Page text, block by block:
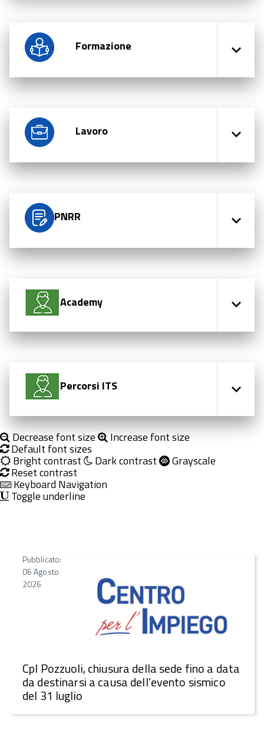
Formazione
Lavoro
PNRR
Academy
Percorsi ITS
Decrease font size Increase font size
Default font sizes
Bright contrast Dark contrast Grayscale
Reset contrast
Keyboard Navigation
Toggle underline
Pubblicato:
06 Agosto
2026
CpI Pozzuoli, chiusura della sede fino a data
da destinarsi a causa dell’evento sismico
del 31 luglio